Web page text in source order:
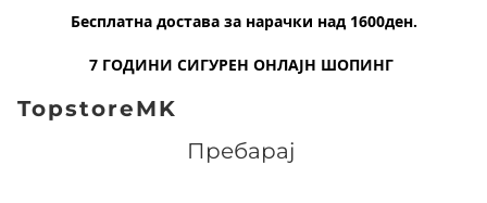
Бесплатна достава за нарачки над 1600ден.
7 ГОДИНИ СИГУРЕН ОНЛАЈН ШОПИНГ
TopstoreMK